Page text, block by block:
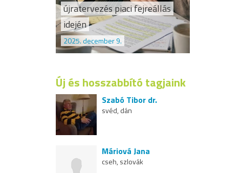
újratervezés piaci fejreállás
idején
2025. december 9.
Új és hosszabbító tagjaink
Szabó Tibor dr.
svéd, dán
Máriová Jana
cseh, szlovák